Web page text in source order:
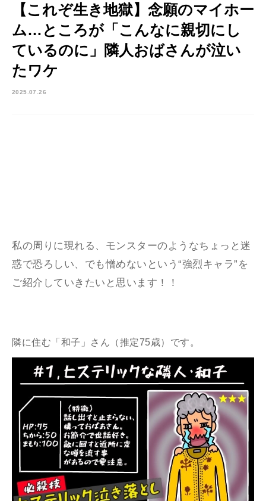
【これぞ生き地獄】念願のマイホー
ム…ところが「こんなに親切にし
ているのに」隣人おばさんが泣い
たワケ
2025.07.26
私の周りに現れる、モンスターのようなちょっと迷
惑で恐ろしい、でも憎めないという“強烈キャラ”を
ご紹介していきたいと思います！！
隣に住む「和子」さん（推定75歳）です。